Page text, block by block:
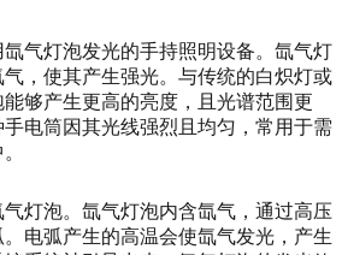
气灯泡发光的手持照明设备。氙气灯
，使其产生强光。与传统的白炽灯或
够产生更高的亮度，且光谱范围更
电筒因其光线强烈且均匀，常用于需
灯泡。氙气灯泡内含氙气，通过高压
电弧产生的高温会使氙气发光，产生